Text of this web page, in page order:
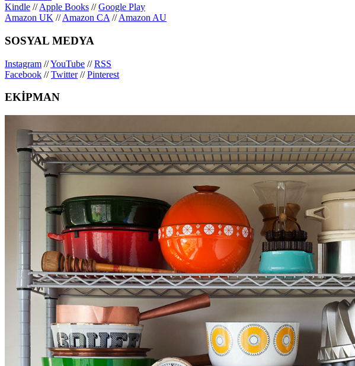
Kindle //Apple Books //Google Play
Amazon UK //Amazon CA //Amazon AU
SOSYAL MEDYA
Instagram //YouTube //RSS
Facebook //Twitter//Pinterest
EKİPMAN